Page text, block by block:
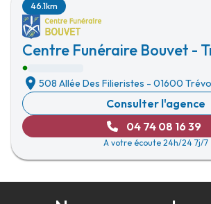
Centre Funéraire Bouvet -
46.1km
508 Allée Des Filieristes - 01600
Consulter l'agence
04 74 08 16 39
A votre écoute 24h/24 7j/7